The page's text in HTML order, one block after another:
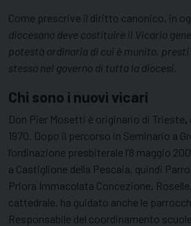
Come prescrive il diritto canonico, in
diocesano deve costituire il Vicario
potestà ordinaria di cui è munito, presti
stesso nel governo di tutta la diocesi.
Chi sono i nuovi vicari
Don Pier Mosetti è originario di Trieste,
1970. Dopo il percorso in Seminario a
l’ordinazione presbiterale l’8 maggio
a Castiglione della Pescaia, quindi
Priora Immacolata Concezione,
cattedrale, ha guidato anche le
Responsabile del coordinamento